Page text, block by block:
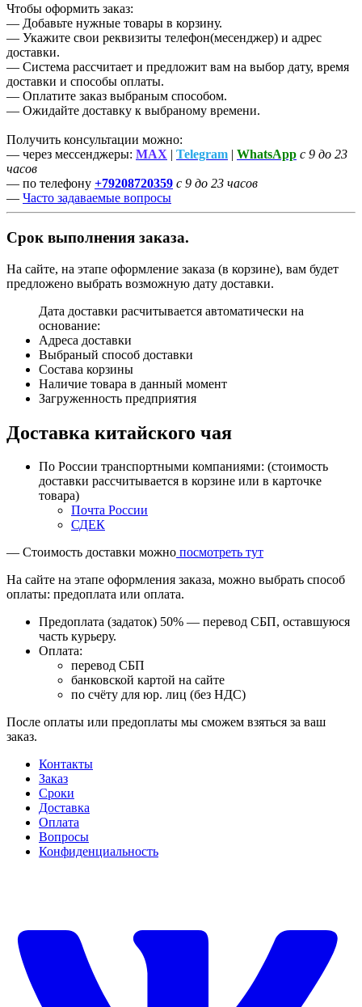
Чтобы оформить заказ:
— Добавьте нужные товары в корзину.
— Укажите свои реквизиты телефон(месенджер) и адрес
доставки.
— Система рассчитает и предложит вам на выбор дату, время
доставки и способы оплаты.
— Оплатите заказ выбраным способом.
— Ожидайте доставку к выбраному времени.
Получить консультации можно:
— через мессенджеры: MAX | Telegram | WhatsApp с 9 до 23
часов
— по телефону +79208720359 с 9 до 23 часов
— Часто задаваемые вопросы
Срок выполнения заказа.
На сайте, на этапе оформление заказа (в корзине), вам будет
предложено выбрать возможную дату доставки.
Дата доставки расчитывается автоматически на
основание:
Адреса доставки
Выбраный способ доставки
Состава корзины
Наличие товара в данный момент
Загруженность предприятия
Доставка китайского чая
По России транспортными компаниями: (стоимость
доставки рассчитывается в корзине или в карточке
товара)
Почта России
СДЕК
— Стоимость доставки можно посмотреть тут
На сайте на этапе оформления заказа, можно выбрать способ
оплаты: предоплата или оплата.
Предоплата (задаток) 50% — перевод СБП, оставшуюся
часть курьеру.
Оплата:
перевод СБП
банковской картой на сайте
по счёту для юр. лиц (без НДС)
После оплаты или предоплаты мы сможем взяться за ваш
заказ.
Контакты
Заказ
Cроки
Доставка
Оплата
Вопросы
Конфиденциальность